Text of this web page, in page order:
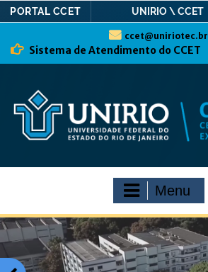
PORTAL CCET UNIRIO \ CCET
ccet@uniriotec.br
Sistema de Atendimento do CCET
Menu